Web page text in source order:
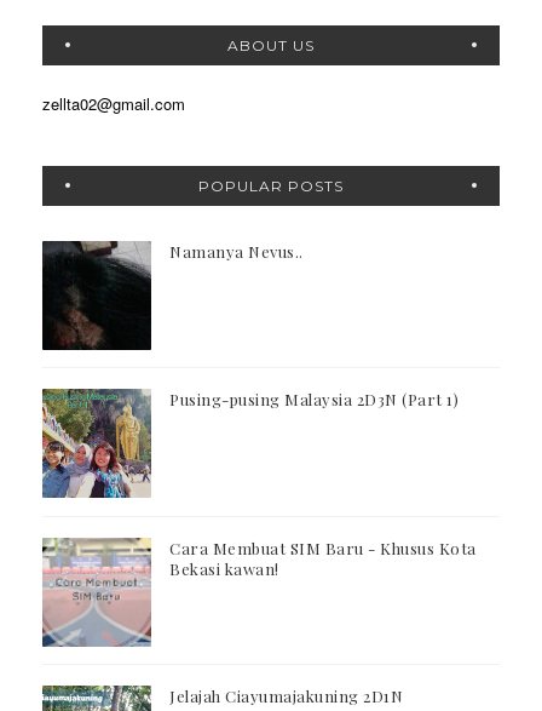
ABOUT US
zellta02@gmail.com
POPULAR POSTS
Namanya Nevus..
Pusing-pusing Malaysia 2D3N (Part 1)
Cara Membuat SIM Baru - Khusus Kota
Bekasi kawan!
Jelajah Ciayumajakuning 2D1N